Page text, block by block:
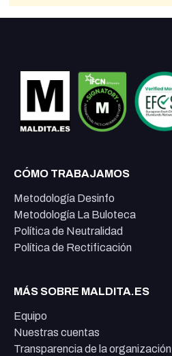
CÓMO TRABAJAMOS
Metodología Desinfo
Metodología La Buloteca
Política de Neutralidad
Política de Rectificación
MÁS SOBRE MALDITA.ES
Equipo
Nuestras cuentas
Transparencia de la organización